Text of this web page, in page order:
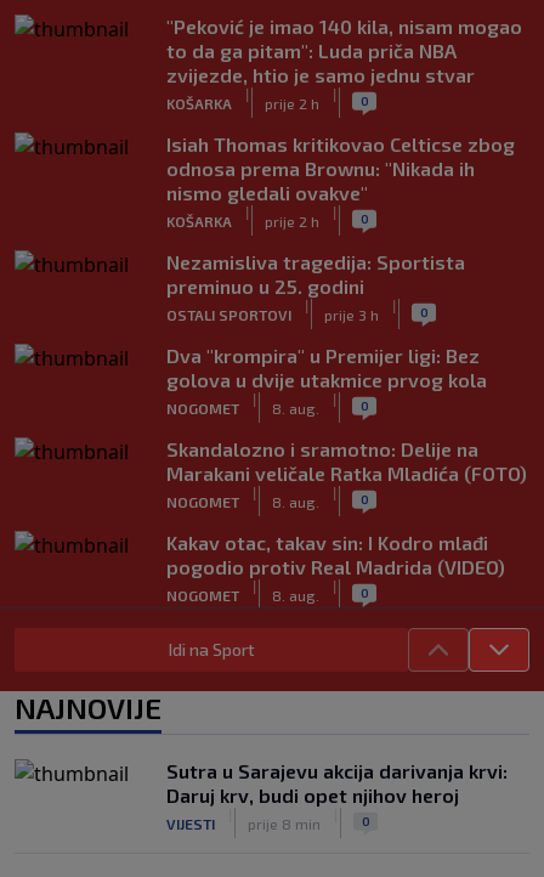
"Peković je imao 140 kila, nisam mogao
to da ga pitam": Luda priča NBA
zvijezde, htio je samo jednu stvar
KOŠARKA
|
prije 2 h
| 0
Isiah Thomas kritikovao Celticse zbog
odnosa prema Brownu: "Nikada ih
nismo gledali ovakve"
KOŠARKA
|
prije 2 h
| 0
Nezamisliva tragedija: Sportista
preminuo u 25. godini
OSTALI SPORTOVI
|
prije 3 h
| 0
Dva "krompira" u Premijer ligi: Bez
golova u dvije utakmice prvog kola
NOGOMET
|
8. aug.
| 0
Skandalozno i sramotno: Delije na
Marakani veličale Ratka Mladića (FOTO)
NOGOMET
|
8. aug.
| 0
Kakav otac, takav sin: I Kodro mlađi
pogodio protiv Real Madrida (VIDEO)
NOGOMET
|
8. aug.
| 0
Sudija dosjetljivim komentarom
nasmijao publiku nakon žalbe tenisera
nasrnuo na gostujuće fudbalere
(VIDEO)
NOGOMET
|
8. aug. 0
Idi na Sport
NAJNOVIJE
Sutra u Sarajevu akcija darivanja krvi:
Daruj krv, budi opet njihov heroj
VIJESTI prije 8 min 0